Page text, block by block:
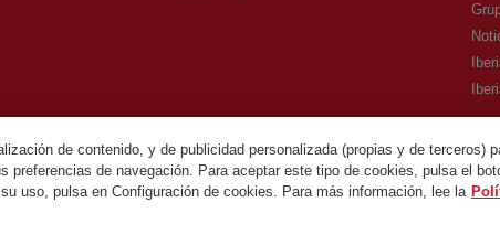
los derechos reservados.
de contenido, y de publicidad personalizada (propias y de terceros)
preferencias de navegación. Para aceptar este tipo de cookies, pulsa el
uso, pulsa en Configuración de cookies. Para más información, lee la